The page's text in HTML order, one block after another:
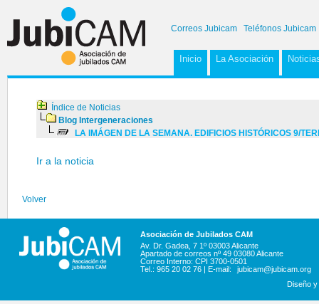
Correos Jubicam Teléfonos Jubicam
Inicio La Asociación
Índice de Noticias
Blog Intergeneraciones
LA IMÁGEN DE LA SEMANA. EDIFICIOS HISTÓRICOS 9/
Ir a la noticia
Volver
Asociación de Jubilados CAM
Av. Dr. Gadea, 7 1º 03003 Alicante
Apartado de correos nº 49 03080 Alicante
Correo Interno: CPI 3700-0501
Tel.: 965 20 02 76 | E-mail:
jubicam@jubicam.org
Diseño